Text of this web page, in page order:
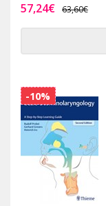
57,24€ 63,60€
-10%